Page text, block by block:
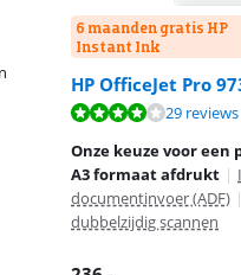
6 maanden gratis HP
Instant Ink
HP OfficeJet Pro
Beoordeling is 8,2 van
29 reviews
Onze keuze voor
A3 formaat afdrukt |
documentinvoer (ADF) |
dubbelzijdig scannen
Beoordeling is 8,9 van